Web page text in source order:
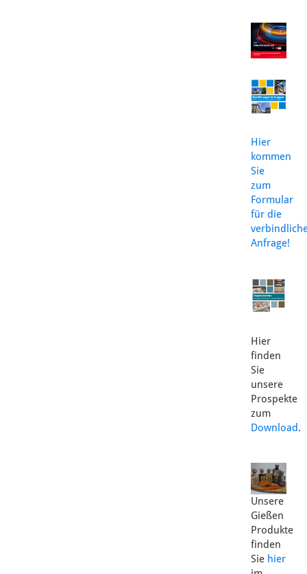
Hier
kommen
Sie
zum
Formular
für die
Anfrage!
Hier
finden
Sie
unsere
Prospekte
zum
Download.
Unsere
Gießen
Produkte
finden
Sie hier